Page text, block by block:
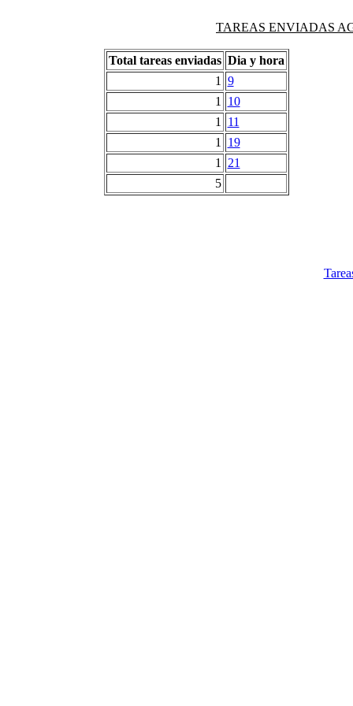
TAREAS ENVIADAS
Total tareas enviadas Dia y hora
1
9
1
10
1
11
1
19
1
21
5